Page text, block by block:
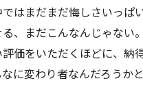
はまだまだ悔しさいっぱい
、まだこんなんじゃない。
価をいただくほどに、納
に変わり者なんだろうか